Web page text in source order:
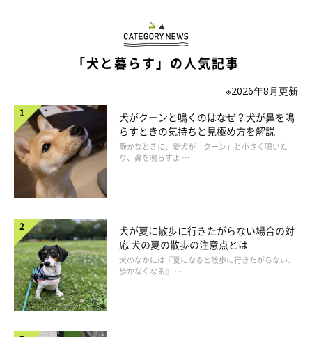
いぬのきもち投稿写真ギャラリー
――では、犬に嫌われやすい人の特徴や犬が嫌だなと感じやすい
人の動きなどはありますか？
岡本先生：
「犬に嫌われやすい人の特徴として、たとえば、
急に大きな音や大きな声を出す
慣れていないのに無理やり距離を縮めようとする
「犬と暮らす」の人気記事
※2026年8月更新
犬がクーンと鳴くのはなぜ？犬が鼻を鳴
らすときの気持ちと見極め方を解説
静かなときに、愛犬が「クーン」と小さく鳴いた
り、鼻を鳴らすよ …
犬が夏に散歩に行きたがらない場合の対
応 犬の夏の散歩の注意点とは
犬のなかには『夏になると散歩に行きたがらない、
歩かなくなる』 …